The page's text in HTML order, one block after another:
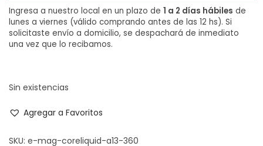
Ingresa a nuestro local en un plazo de 1 a 2 días hábiles de
lunes a viernes (válido comprando antes de las 12 hs). Si
solicitaste envío a domicilio, se despachará de inmediato
una vez que lo recibamos.
Sin existencias
Agregar a Favoritos
SKU: e-mag-coreliquid-a13-360